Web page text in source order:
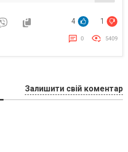
4 1
0 5409
Залишити свій коментар